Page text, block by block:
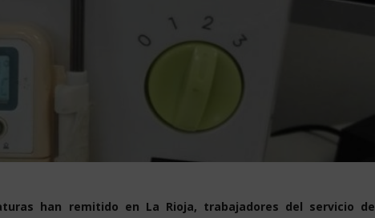
han remitido en La Rioja, trabajadores del servicio de